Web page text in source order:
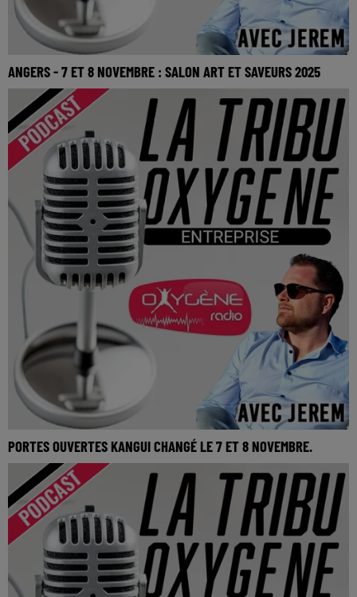
ANGERS - 7 ET 8 NOVEMBRE : SALON ART ET SAVEURS 2025
La Tribu Oxygène By Jerem
PORTES OUVERTES KANGUI CHANGÉ LE 7 ET 8 NOVEMBRE.
La Tribu Oxygène By Jerem